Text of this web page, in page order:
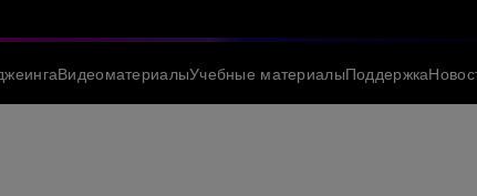
ВидеоматериалыУчебные материалыПоддержка